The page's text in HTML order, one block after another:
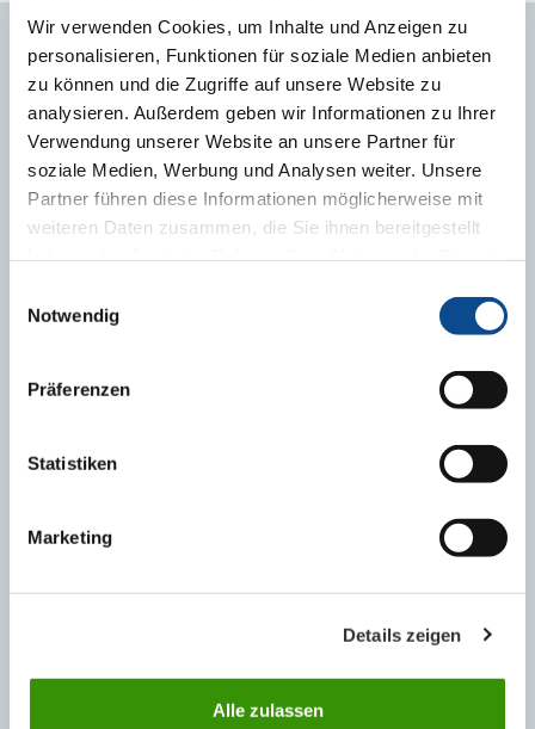
Wir verwenden Cookies, um Inhalte und Anzeigen zu
personalisieren, Funktionen für soziale Medien anbieten
zu können und die Zugriffe auf unsere Website zu
analysieren. Außerdem geben wir Informationen zu Ihrer
Verwendung unserer Website an unsere Partner für
soziale Medien, Werbung und Analysen weiter. Unsere
Partner führen diese Informationen möglicherweise mit
weiteren Daten zusammen, die Sie ihnen bereitgestellt
Notwendig
Präferenzen
Statistiken
Marketing
Details zeigen
Alle zulassen